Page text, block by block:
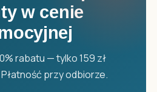
w cenie
rabatu — tylko 159 zł
Płatność przy odbiorze.